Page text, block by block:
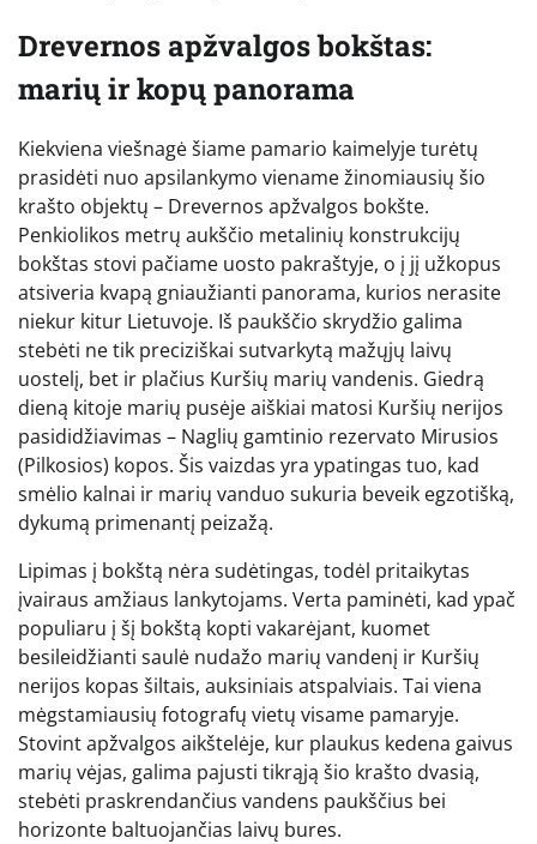
Drevernos apžvalgos bokštas:
marių ir kopų panorama
Kiekviena viešnagė šiame pamario kaimelyje turėtų
prasidėti nuo apsilankymo viename žinomiausių šio
krašto objektų – Drevernos apžvalgos bokšte.
Penkiolikos metrų aukščio metalinių konstrukcijų
bokštas stovi pačiame uosto pakraštyje, o į jį užkopus
atsiveria kvapą gniaužianti panorama, kurios nerasite
niekur kitur Lietuvoje. Iš paukščio skrydžio galima
stebėti ne tik preciziškai sutvarkytą mažųjų laivų
uostelį, bet ir plačius Kuršių marių vandenis. Giedrą
dieną kitoje marių pusėje aiškiai matosi Kuršių nerijos
pasididžiavimas – Naglių gamtinio rezervato Mirusios
(Pilkosios) kopos. Šis vaizdas yra ypatingas tuo, kad
smėlio kalnai ir marių vanduo sukuria beveik egzotišką,
dykumą primenantį peizažą.
Lipimas į bokštą nėra sudėtingas, todėl pritaikytas
įvairaus amžiaus lankytojams. Verta paminėti, kad ypač
populiaru į šį bokštą kopti vakarėjant, kuomet
besileidžianti saulė nudažo marių vandenį ir Kuršių
nerijos kopas šiltais, auksiniais atspalviais. Tai viena
mėgstamiausių fotografų vietų visame pamaryje.
Stovint apžvalgos aikštelėje, kur plaukus kedena gaivus
marių vėjas, galima pajusti tikrąją šio krašto dvasią,
stebėti praskrendančius vandens paukščius bei
horizonte baltuojančias laivų bures.